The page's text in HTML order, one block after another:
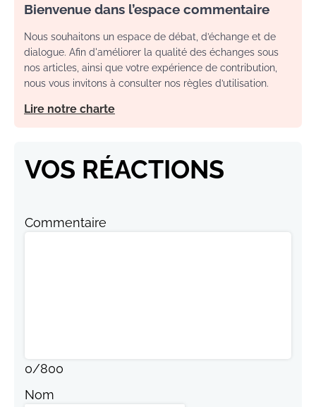
Bienvenue dans l’espace commentaire
Nous souhaitons un espace de débat, d’échange et de
dialogue. Afin d'améliorer la qualité des échanges sous
nos articles, ainsi que votre expérience de contribution,
nous vous invitons à consulter nos règles d’utilisation.
Lire notre charte
VOS RÉACTIONS
Commentaire
0/800
Nom